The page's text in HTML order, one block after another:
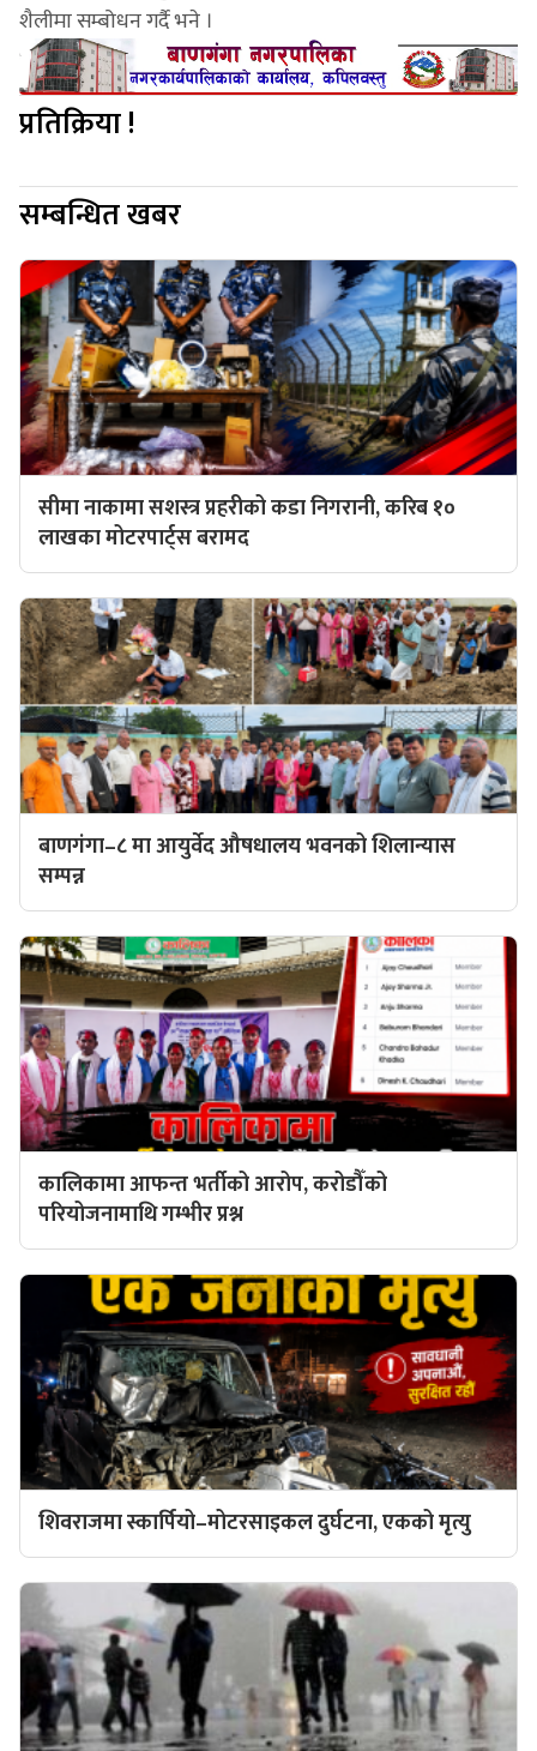
शैलीमा सम्बोधन गर्दै भने ।
प्रतिक्रिया !
सम्बन्धित खबर
सीमा नाकामा सशस्त्र प्रहरीको कडा निगरानी, करिब १०
लाखका मोटरपार्ट्स बरामद
बाणगंगा–८ मा आयुर्वेद औषधालय भवनको शिलान्यास
सम्पन्न
कालिकामा आफन्त भर्तीको आरोप, करोडौँको
परियोजनामाथि गम्भीर प्रश्न
शिवराजमा स्कार्पियो–मोटरसाइकल दुर्घटना, एकको मृत्यु